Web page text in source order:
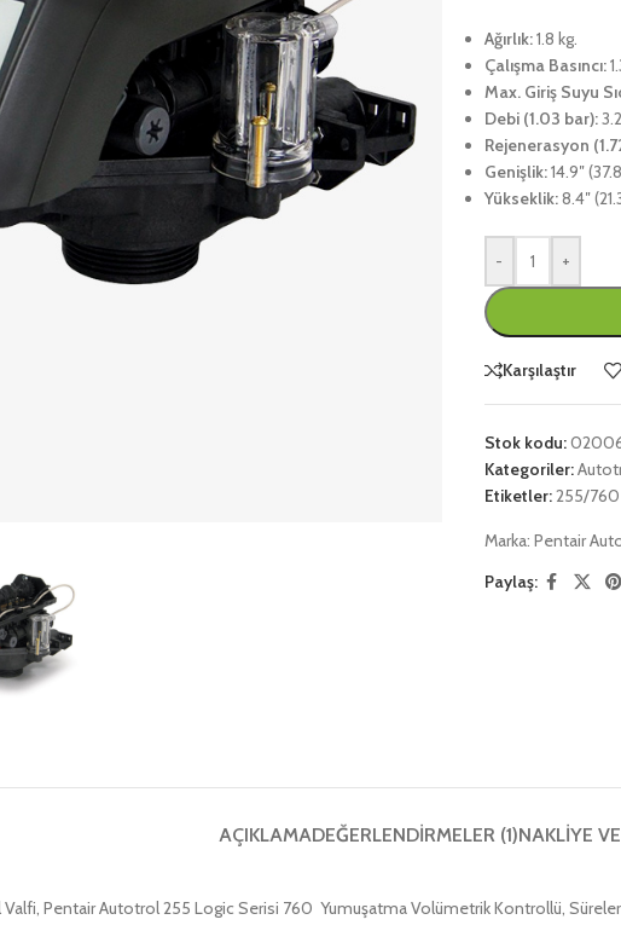
Ağırlık:1.8 kg.
Çalışma Basıncı:
Max. Giriş Suyu
Debi (1.03 bar):
Rejenerasyon
Genişlik:14.9″
Yükseklik:8.4″
- +
Karşılaştır
Stok kodu:
Kategoriler:
Etiketler:255/
Marka: Pentair
Paylaş:
AÇIKLAMADEĞERLENDIRMELER (1)NAKLIYE
Pentair Autotrol 255 Logic Serisi 760 Yumuşatma Volümetrik Kontrollü,